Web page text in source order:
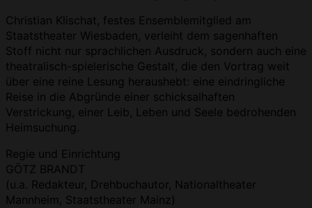
Christian Klischat, festes Ensemblemitglied am
Staatstheater Wiesbaden, verleiht dem sagenhaften
Stoff nicht nur sprachlichen Ausdruck, sondern auch eine
theatralisch-spielerische Gestalt, die den Vortrag weit
über eine reine Lesung heraushebt: eine eindringliche
Reise in die Abgründe einer schicksalhaften
Verstrickung, einer Leib, Leben und Seele bedrohenden
Heimsuchung.
Regie und Einrichtung
GÖTZ BRANDT
(u.a. Redakteur, Drehbuchautor, Nationaltheater
Mannheim, Staatstheater Mainz)